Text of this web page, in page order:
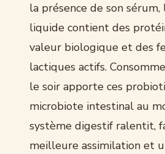
la présence de son sérum,
liquide contient des
valeur biologique et des
lactiques actifs.
le soir apporte ces
microbiote intestinal au
système digestif ralentit,
meilleure assimilation et